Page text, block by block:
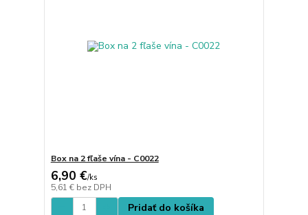
Box na 2 fľaše vína - C0022
6,90 €/ks
5,61 € bez DPH
Pridať do košíka